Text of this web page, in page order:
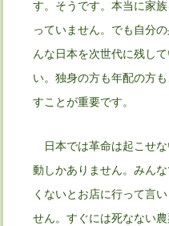
す。そうです。本当に家
っていません。でも自分
んな日本を次世代に残し
い。独身の方も年配の方
すことが重要です。
日本では革命は起こせ
動しかありません。みん
くないとお店に行って言
せん。すぐには死なない